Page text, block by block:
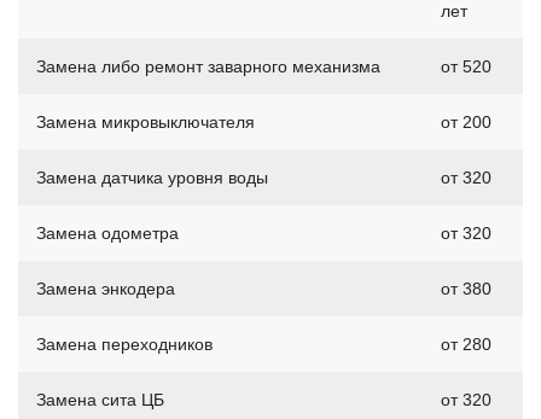
лет
Замена либо ремонт заварного механизма от 520
Замена микровыключателя от 200
Замена датчика уровня воды от 320
Замена одометра от 320
Замена энкодера от 380
Замена переходников от 280
Замена сита ЦБ от 320